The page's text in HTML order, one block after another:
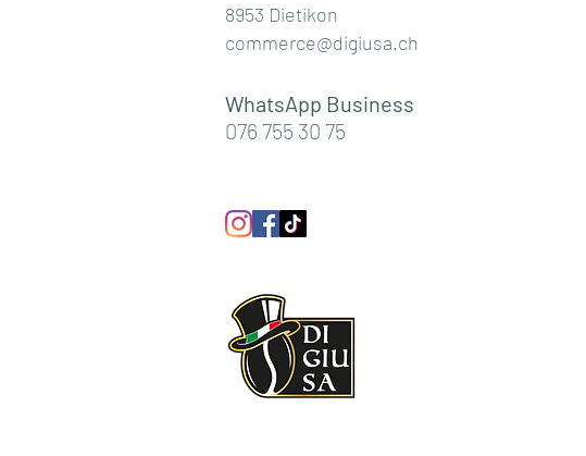
8953 Dietikon
commerce@digiusa.ch
WhatsApp Business
076 755 30 75